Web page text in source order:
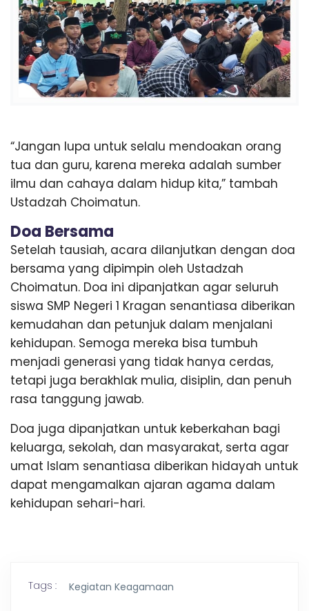
“Jangan lupa untuk selalu mendoakan orang
tua dan guru, karena mereka adalah sumber
ilmu dan cahaya dalam hidup kita,” tambah
Ustadzah Choimatun.
Doa Bersama
Setelah tausiah, acara dilanjutkan dengan doa
bersama yang dipimpin oleh Ustadzah
Choimatun. Doa ini dipanjatkan agar seluruh
siswa SMP Negeri 1 Kragan senantiasa diberikan
kemudahan dan petunjuk dalam menjalani
kehidupan. Semoga mereka bisa tumbuh
menjadi generasi yang tidak hanya cerdas,
tetapi juga berakhlak mulia, disiplin, dan penuh
rasa tanggung jawab.
Doa juga dipanjatkan untuk keberkahan bagi
keluarga, sekolah, dan masyarakat, serta agar
umat Islam senantiasa diberikan hidayah untuk
dapat mengamalkan ajaran agama dalam
kehidupan sehari-hari.
Tags : Kegiatan Keagamaan